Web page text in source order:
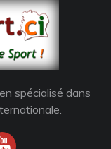
spécialisé dans